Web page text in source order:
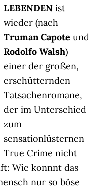
LEBENDEN ist
wieder (nach
Truman Capote und
Rodolfo Walsh)
einer der großen,
erschütternden
Tatsachenromane,
der im Unterschied
zum
sensationlüsternen
True Crime nicht
Wie konnnt das
nur so böse